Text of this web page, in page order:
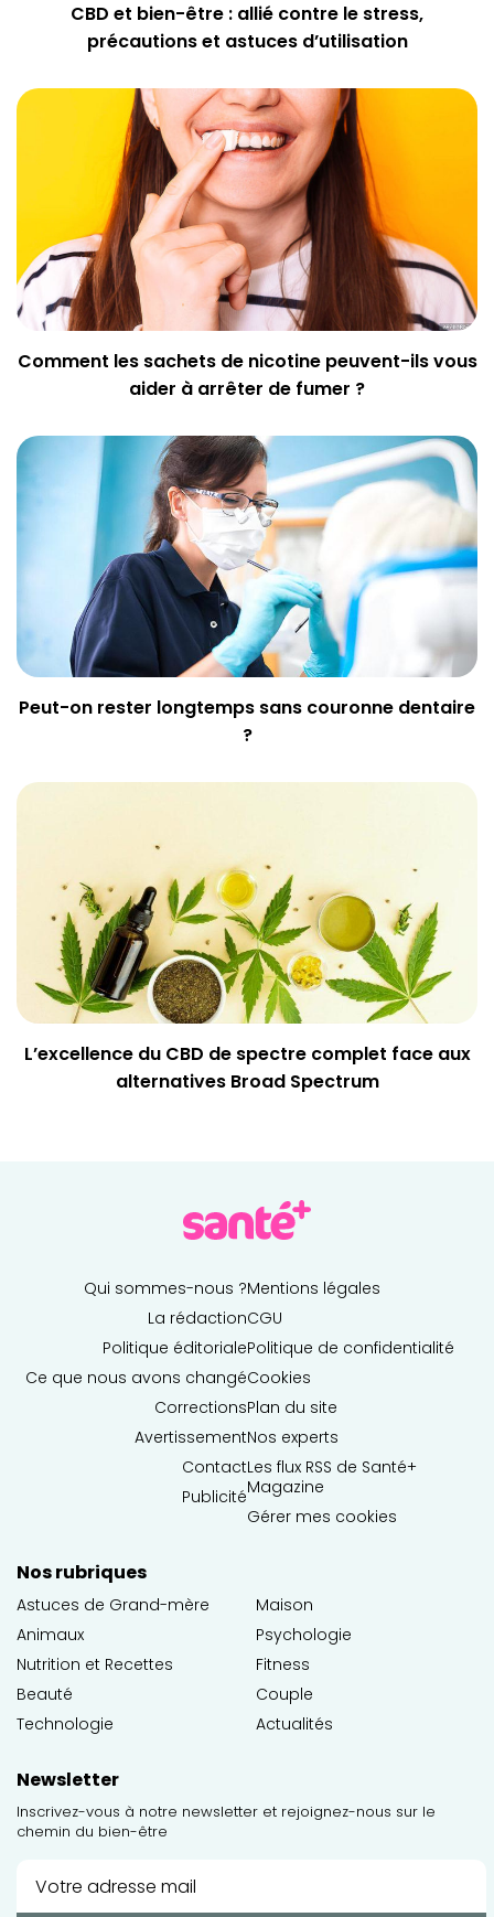
CBD et bien-être : allié contre le stress,
précautions et astuces d’utilisation
Comment les sachets de nicotine peuvent-ils vous
aider à arrêter de fumer ?
Peut-on rester longtemps sans couronne dentaire
?
L’excellence du CBD de spectre complet face aux
alternatives Broad Spectrum
Qui sommes-nous ?
La rédaction
Politique éditoriale
Ce que nous avons changé
Corrections
Avertissement
Contact
Publicité
Mentions légales
CGU
Politique de confidentialité
Cookies
Plan du site
Nos experts
Les flux RSS de Santé+
Magazine
Gérer mes cookies
Nos rubriques
Astuces de Grand-mère
Animaux
Nutrition et Recettes
Beauté
Technologie
Maison
Psychologie
Fitness
Couple
Actualités
Newsletter
Inscrivez-vous à notre newsletter et rejoignez-nous sur le
chemin du bien-être